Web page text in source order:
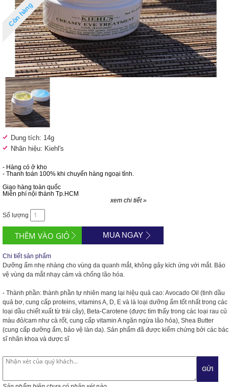
Còn hàng
Dung tích: 14g
Nhãn hiệu: Kiehl's
- Hàng có ở kho
- Thanh toán 100% khi chuyển hàng ngoại tỉnh.
Giao hàng toàn quốc
Miễn phí nội thành Tp.HCM
xem chi tiết »
Số lượng
MUA NGAY
Chi tiết sản phẩm
Dưỡng ẩm nhẹ nhàng cho vùng da quanh mắt, không gây kích ứng với mắt. Bảo
vệ vùng da mắt nhạy cảm và chống lão hóa.
- Thành phần: thành phần tự nhiên mang lại hiệu quả cao: Avocado Oil (tinh dầu
quả bơ, cung cấp proteins, vitamins A, D, E và là loại dưỡng ẩm tốt nhất trong các
loại dầu chiết xuất từ trái cây), Beta-Carotene (được tìm thấy trong các loại rau củ
màu đỏ/cam như cà rốt, cung cấp vitamin A ngăn ngừa lão hóa), Shea Butter
(cung cấp dưỡng ẩm, bảo vệ làn da). Sản phẩm đã được kiểm chứng bởi các bác
sĩ nhãn khoa và dược sĩ
GỬI